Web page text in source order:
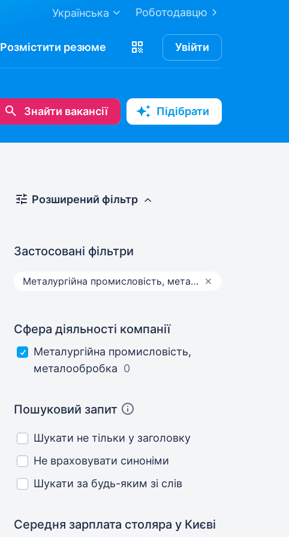
Роботодавцю
Українська
Розмістити резюме Увійти
Знайти вакансії Підібрати
Розширений фільтр
Застосовані фільтри
Металургійна промисловість, металообробка
Сфера діяльності компанії
Металургійна промисловість,
металообробка 0
Пошуковий запит
Шукати не тільки у заголовку
Не враховувати синоніми
Шукати за будь-яким зі слів
Середня зарплата столярау Києві